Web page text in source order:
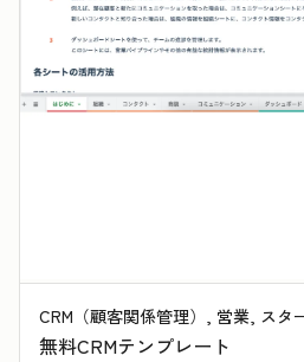
CRM（顧客関係管理）, 営業, スタ
無料CRMテンプレート